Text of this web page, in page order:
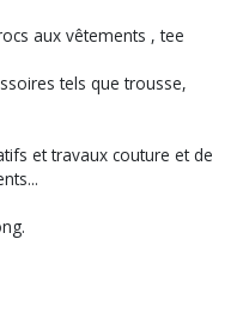
aux vêtements , tee
tels que trousse,
et travaux couture et de